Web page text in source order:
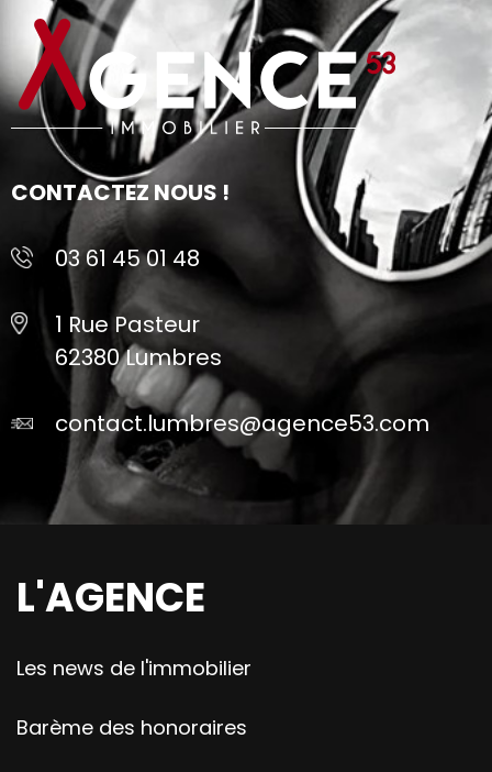
CONTACTEZ NOUS !
03 61 45 01 48
1 Rue Pasteur
62380 Lumbres
contact.lumbres@agence53.com
L'AGENCE
Les news de l'immobilier
Barème des honoraires